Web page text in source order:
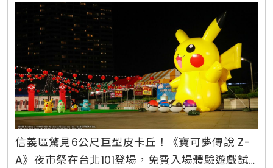
信義區驚見6公尺巨型皮卡丘！《寶可夢傳說 Z-
A》夜市祭在台北101登場，免費入場體驗遊戲試